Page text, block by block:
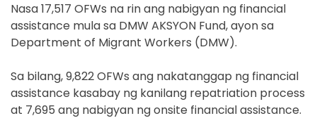
Nasa 17,517 OFWs na rin ang nabigyan ng financial
assistance mula sa DMW AKSYON Fund, ayon sa
Department of Migrant Workers (DMW).
Sa bilang, 9,822 OFWs ang nakatanggap ng financial
assistance kasabay ng kanilang repatriation process
at 7,695 ang nabigyan ng onsite financial assistance.